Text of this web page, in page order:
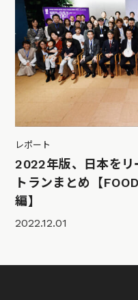
レポート
2022年版、日本をリ
トランまとめ【
編】
2022.12.01